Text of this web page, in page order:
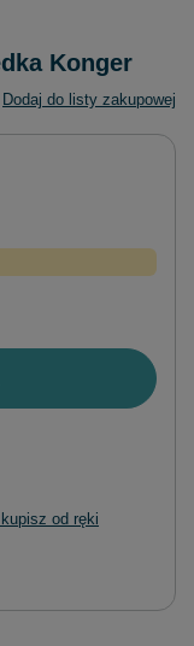
Konger
Dodaj do listy zakupowej
od ręki